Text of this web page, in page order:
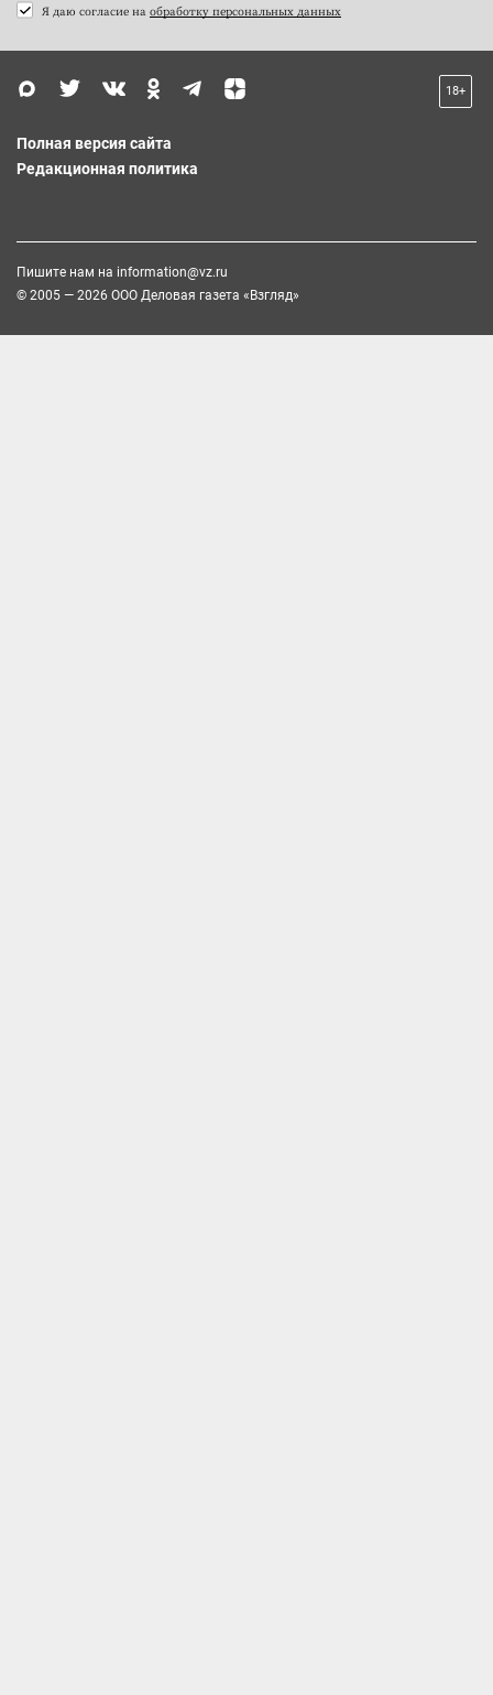
Я даю согласие на обработку персональных данных
18+
Полная версия сайта
Редакционная политика
Пишите нам на information@vz.ru
© 2005 — 2026 ООО Деловая газета «Взгляд»